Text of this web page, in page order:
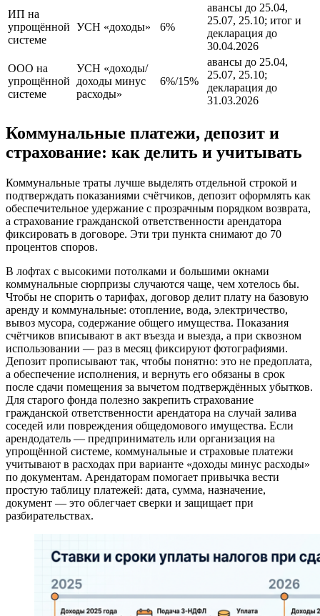
ИП на
упрощённой
системе
УСН «доходы» 6%
авансы до 25.04,
25.07, 25.10; итог и
декларация до
30.04.2026
ООО на
упрощённой
системе
УСН «доходы/
доходы минус
расходы»
6%/15%
авансы до 25.04,
25.07, 25.10;
декларация до
31.03.2026
Коммунальные платежи, депозит и
страхование: как делить и учитывать
Коммунальные траты лучше выделять отдельной строкой и
подтверждать показаниями счётчиков, депозит оформлять как
обеспечительное удержание с прозрачным порядком возврата,
а страхование гражданской ответственности арендатора
фиксировать в договоре. Эти три пункта снимают до 70
процентов споров.
В лофтах с высокими потолками и большими окнами
коммунальные сюрпризы случаются чаще, чем хотелось бы.
Чтобы не спорить о тарифах, договор делит плату на базовую
аренду и коммунальные: отопление, вода, электричество,
вывоз мусора, содержание общего имущества. Показания
счётчиков вписывают в акт въезда и выезда, а при сквозном
использовании — раз в месяц фиксируют фотографиями.
Депозит прописывают так, чтобы понятно: это не предоплата,
а обеспечение исполнения, и вернуть его обязаны в срок
после сдачи помещения за вычетом подтверждённых убытков.
Для старого фонда полезно закрепить страхование
гражданской ответственности арендатора на случай залива
соседей или повреждения общедомового имущества. Если
арендодатель — предприниматель или организация на
упрощённой системе, коммунальные и страховые платежи
учитывают в расходах при варианте «доходы минус расходы»
по документам. Арендаторам помогает привычка вести
простую таблицу платежей: дата, сумма, назначение,
документ — это облегчает сверки и защищает при
разбирательствах.